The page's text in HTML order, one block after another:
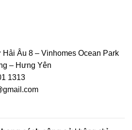
Âu 8 – Vinhomes Ocean Park
– Hưng Yên
1313